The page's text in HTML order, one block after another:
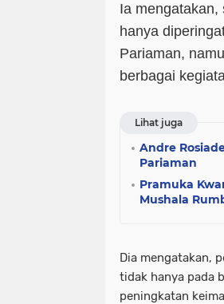
Ia mengatakan,
hanya
Pariaman,
berbagai
Lihat juga
Andre
Pariaman
Pramuka
Mushala
Dia mengatakan,
tidak hanya pada
peningkatan